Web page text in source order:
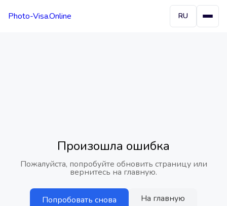
Photo-Visa.Online RU
Произошла ошибка
Пожалуйста, попробуйте обновить страницу или
вернитесь на главную.
Попробовать снова На главную